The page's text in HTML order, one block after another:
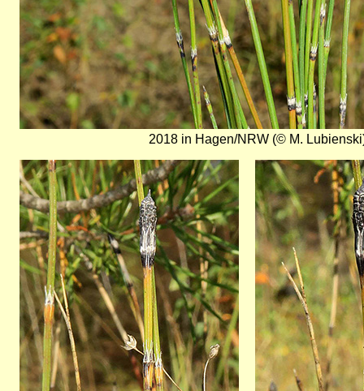
2018 in Hagen/NRW (© M.
Bild
Bild